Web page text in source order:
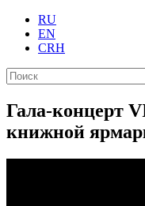
RU
EN
CRH
Гала-концерт
книжной